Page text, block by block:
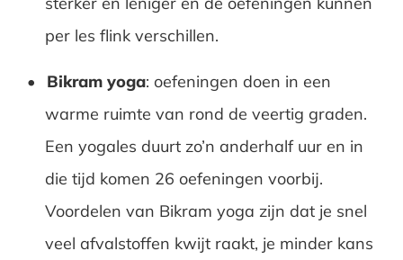
per les flink verschillen.
Bikram yoga: oefeningen doen in een
warme ruimte van rond de veertig graden.
Een yogales duurt zo’n anderhalf uur en in
die tijd komen 26 oefeningen voorbij.
Voordelen van Bikram yoga zijn dat je snel
veel afvalstoffen kwijt raakt, je minder kans